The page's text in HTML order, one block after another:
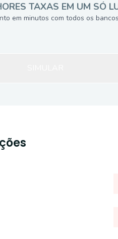
TAXAS EM UM SÓ
em minutos com todos os